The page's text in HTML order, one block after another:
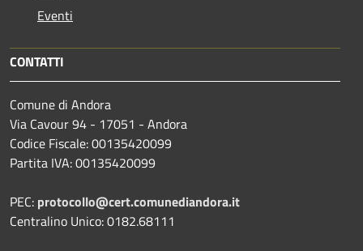
Eventi
CONTATTI
Comune di Andora
Via Cavour 94 - 17051 - Andora
Codice Fiscale: 00135420099
Partita IVA: 00135420099
PEC: protocollo@cert.comunediandora.it
Centralino Unico: 0182.68111